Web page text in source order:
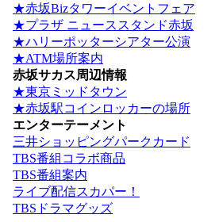
★赤坂Bizタワーイベントフェア
★プラザ ニューススタンド赤坂
★ハリーポッターシアター公演
★ATM場所案内
赤坂サカス周辺情報
★東京ミッドタウン
★赤坂駅コインロッカーの場所
エンターテーメント
三井ショッピングパークカード
TBS番組コラボ商品
TBS番組案内
ライブ配信スカパー！
TBSドラマグッズ